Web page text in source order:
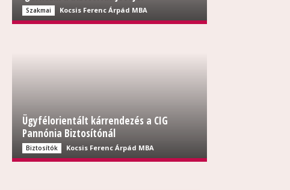
Szakmai Kocsis Ferenc Árpád MBA
Ügyfélorientált kárrendezés a CIG
Pannónia Biztosítónál
Biztosítók Kocsis Ferenc Árpád MBA